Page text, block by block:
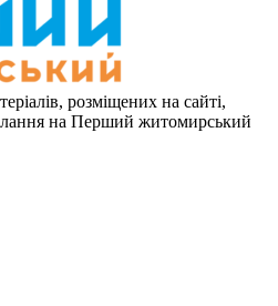
розміщених на сайті,
на Перший житомирський